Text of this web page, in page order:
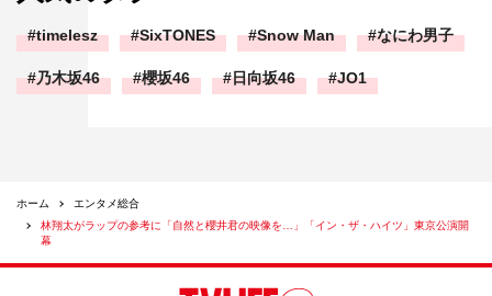
timelesz SixTONES Snow Man なにわ男子
乃木坂46 櫻坂46 日向坂46 JO1
ホーム
エンタメ総合
林翔太がラップの参考に「自然と櫻井君の映像を…」「イン・ザ・ハイツ」東京公演開
幕